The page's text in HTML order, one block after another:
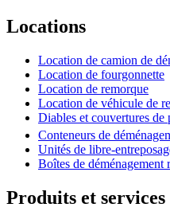
Locations
Location de camion de
Location de fourgonnette
Location de remorque
Location de véhicule de
Diables et couvertures de
Conteneurs de
Unités de libre-
Boîtes de déménagement
Produits et services